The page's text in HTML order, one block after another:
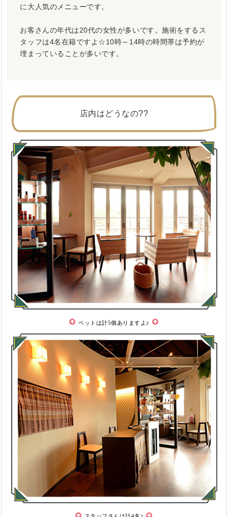
に大人気のメニューです。
お客さんの年代は20代の女性が多いです。施術をするス
タッフは4名在籍ですよ☆10時～14時の時間帯は予約が
埋まっていることが多いです。
店内はどうなの??
ベットは計5個ありますよ♪
スタッフさんは計4名♪